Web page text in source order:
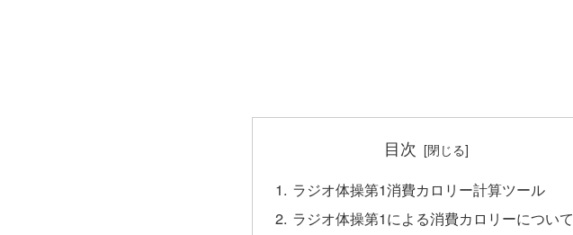
目次
ラジオ体操第1消費カロリー計算ツール
ラジオ体操第1による消費カロリーについて